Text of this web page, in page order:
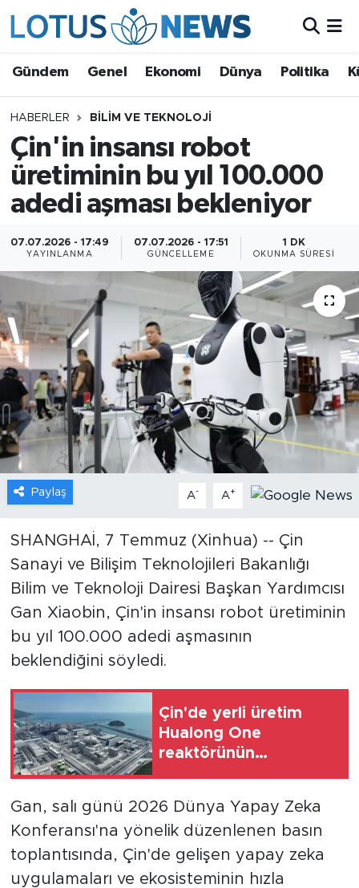
Gündem Genel Ekonomi Dünya Politika
HABERLER BILIM VE TEKNOLOJI
Çin'in insansı robot
üretiminin bu yıl 100.000
adedi aşması bekleniyor
07.07.2026 - 17:49
YAYINLANMA
07.07.2026 - 17:51
GÜNCELLEME
1 DK
OKUNMA SÜRESI
Paylaş A- A+
SHANGHAİ, 7 Temmuz (Xinhua) -- Çin
Sanayi ve Bilişim Teknolojileri Bakanlığı
Bilim ve Teknoloji Dairesi Başkan Yardımcısı
Gan Xiaobin, Çin'in insansı robot üretiminin
bu yıl 100.000 adedi aşmasının
beklendiğini söyledi.
Çin'de yerli üretim
Hualong One
reaktörünün
geçti
Gan, salı günü 2026 Dünya Yapay Zeka
Konferansı'na yönelik düzenlenen basın
toplantısında, Çin'de gelişen yapay zeka
uygulamaları ve ekosisteminin hızla
Ekonomi
Dünya
Politika
Bilim ve Teknoloji
Çin Fuarları
Gündem
Video
Sağlık
Xinhua Türkiye
Seyahat